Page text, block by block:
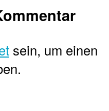
sein, um einen